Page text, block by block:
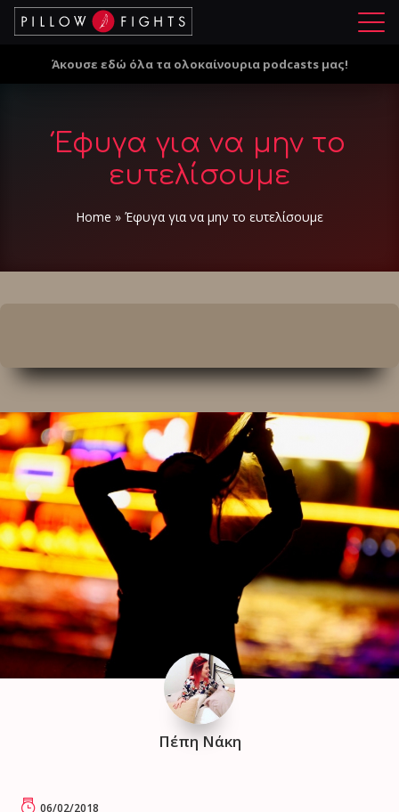
Μ
ο
Άκουσε εδώ όλα τα ολοκαίνουρια podcasts μας!
Έφυγα για να μην το
ευτελίσουμε
Home » Έφυγα για να μην το ευτελίσουμε
Πέπη Νάκη
06/02/2018